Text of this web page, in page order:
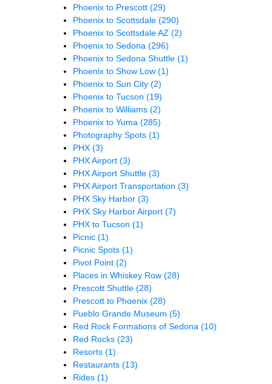
Phoenix to Prescott (29)
Phoenix to Scottsdale (290)
Phoenix to Scottsdale AZ (2)
Phoenix to Sedona (296)
Phoenix to Sedona Shuttle (1)
Phoenix to Show Low (1)
Phoenix to Sun City (2)
Phoenix to Tucson (19)
Phoenix to Williams (2)
Phoenix to Yuma (285)
Photography Spots (1)
PHX (3)
PHX Airport (3)
PHX Airport Shuttle (3)
PHX Airport Transportation (3)
PHX Sky Harbor (3)
PHX Sky Harbor Airport (7)
PHX to Tucson (1)
Picnic (1)
Picnic Spots (1)
Pivot Point (2)
Places in Whiskey Row (28)
Prescott Shuttle (28)
Prescott to Phoenix (28)
Pueblo Grande Museum (5)
Red Rock Formations of Sedona (10)
Red Rocks (23)
Resorts (1)
Restaurants (13)
Rides (1)